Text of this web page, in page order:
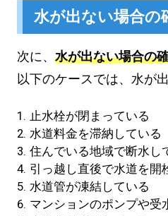
水が出ない場合の
次に、 水が出ない場合の
以下のケースでは、水が
止水栓が閉まっている
水道料金を滞納している
住んでいる地域で断水し
引っ越し直後で水道を開
水道管が凍結している
マンションのポンプや受